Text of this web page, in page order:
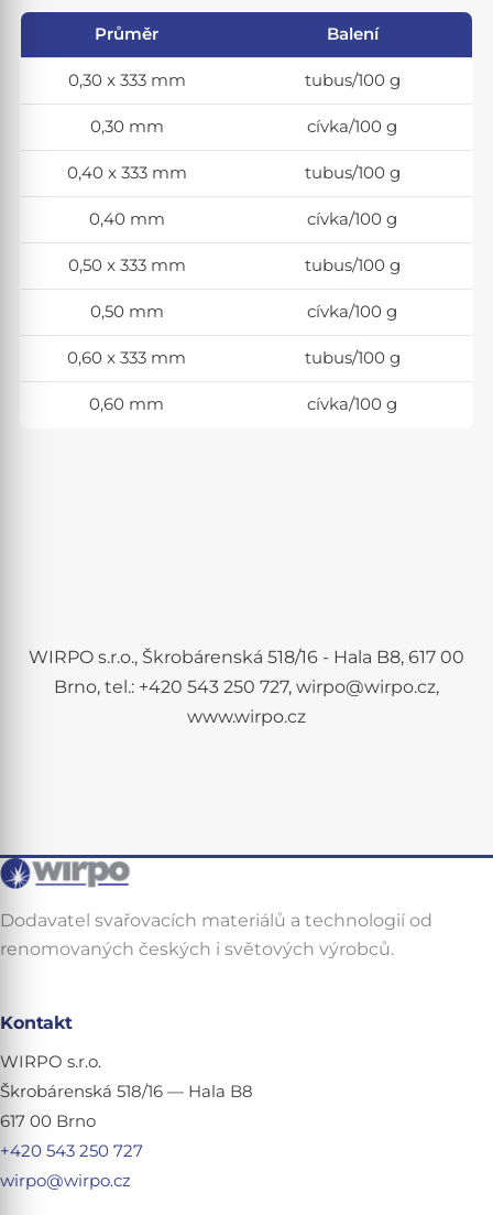
Průměr Balení
0,30 x 333 mm tubus/100 g
0,30 mm cívka/100 g
0,40 x 333 mm tubus/100 g
0,40 mm cívka/100 g
0,50 x 333 mm tubus/100 g
0,50 mm cívka/100 g
0,60 x 333 mm tubus/100 g
0,60 mm cívka/100 g
WIRPO s.r.o., Škrobárenská 518/16 - Hala B8, 617 00
Brno, tel.: +420 543 250 727, wirpo@wirpo.cz,
www.wirpo.cz
Dodavatel svařovacích materiálů a technologií od
renomovaných českých i světových výrobců.
Kontakt
WIRPO s.r.o.
Škrobárenská 518/16 — Hala B8
617 00 Brno
+420 543 250 727
wirpo@wirpo.cz